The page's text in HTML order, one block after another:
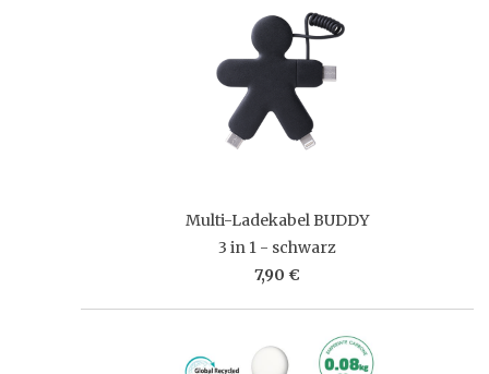
Multi-Ladekabel BUDDY
3 in 1 - schwarz
7,90 €